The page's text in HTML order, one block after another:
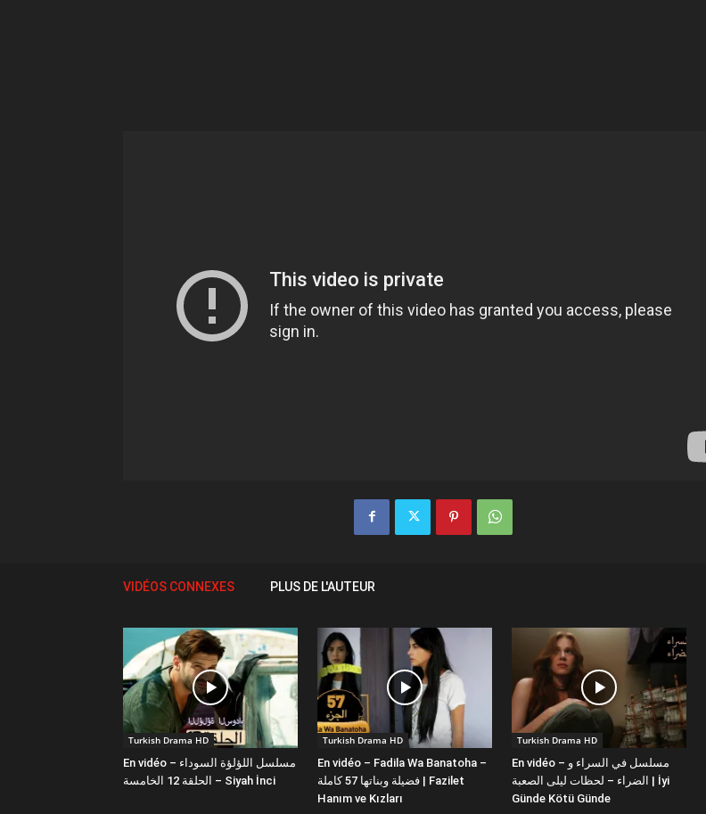
VIDÉOS CONNEXES PLUS DE L'AUTEUR
Turkish Drama HD
En vidéo – مسلسل اللؤلؤة السوداء
الحلقة 12 الخامسة – Siyah İnci
Turkish Drama HD
En vidéo – Fadila Wa Banatoha –
فضيلة وبناتها 57 كاملة | Fazilet
Hanım ve Kızları
Turkish Drama HD
En vidéo – مسلسل في السراء و
الضراء – لحظات ليلى الصعبة | İyi
Günde Kötü Günde